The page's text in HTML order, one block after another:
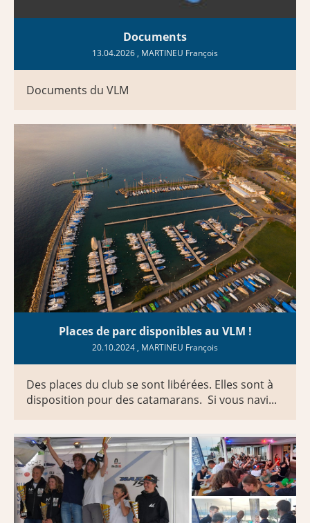
Documents
13.04.2026 , MARTINEU François
Documents du VLM
Places de parc disponibles au VLM !
20.10.2024 , MARTINEU François
Des places du club se sont libérées. Elles sont à
disposition pour des catamarans. Si vous navi...